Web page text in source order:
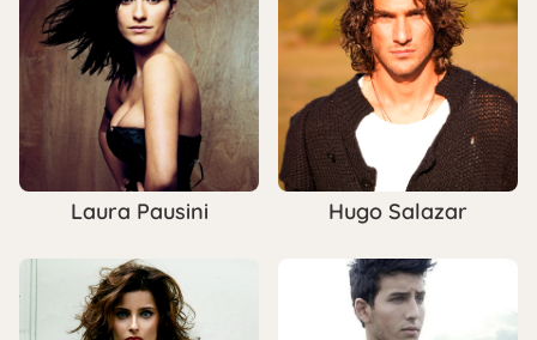
Laura Pausini Hugo Salazar